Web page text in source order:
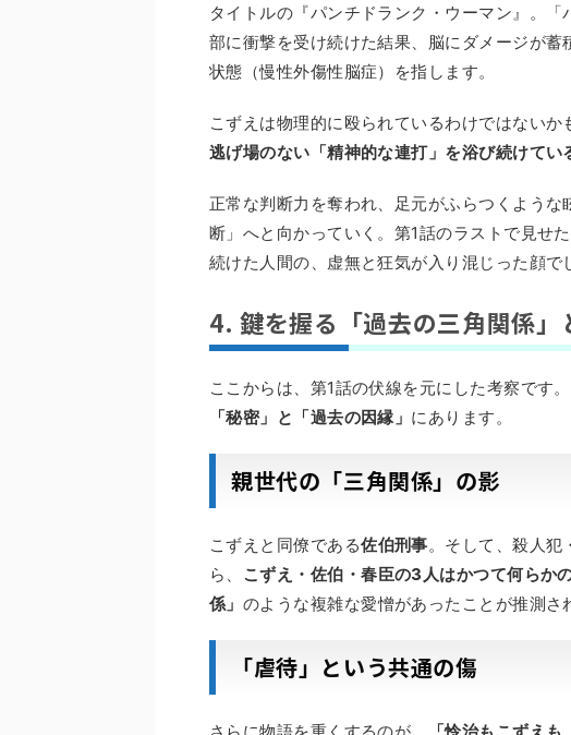
タイトルの『パンチドランク・ウーマン』。
部に衝撃を受け続けた結果、脳にダメージが
状態（慢性外傷性脳症）を指します。
こずえは物理的に殴られているわけではないか
逃げ場のない「精神的な連打」を浴び続けてい
正常な判断力を奪われ、足元がふらつくよう
断」へと向かっていく。第1話のラストで見せ
続けた人間の、虚無と狂気が入り混じった顔で
4. 鍵を握る「過去の三角関係」
ここからは、第1話の伏線を元にした考察です
「秘密」と「過去の因縁」 にあります。
親世代の「三角関係」の影
こずえと同僚である佐伯刑事。そして、殺人犯
ら、 こずえ・佐伯・春臣の3人はかつて何らか
係」 のような複雑な愛憎があったことが推測さ
「虐待」という共通の傷
さらに物語を重くするのが、 「怜治もこずえ